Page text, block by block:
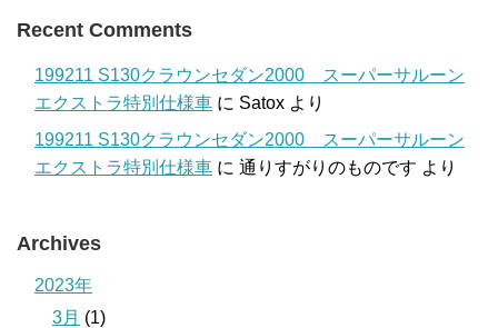
Recent Comments
199211 S130クラウンセダン2000 スーパーサルーン
エクストラ特別仕様車 に Satox より
199211 S130クラウンセダン2000 スーパーサルーン
エクストラ特別仕様車 に 通りすがりのものです より
Archives
2023年
3月 (1)